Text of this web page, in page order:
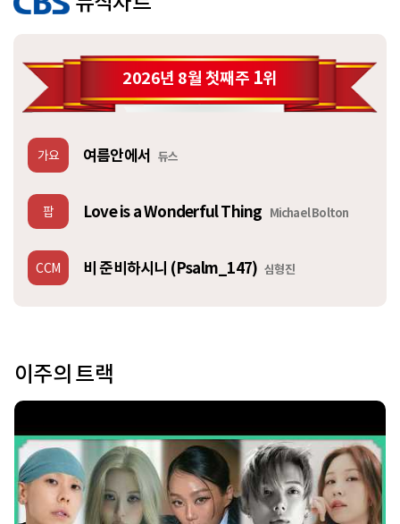
2026년 8월 첫째주 1위
가요 여름안에서 듀스
팝 Love is a Wonderful Thing Michael Bolton
CCM 비 준비하시니 (Psalm_147) 심형진
이주의 트랙